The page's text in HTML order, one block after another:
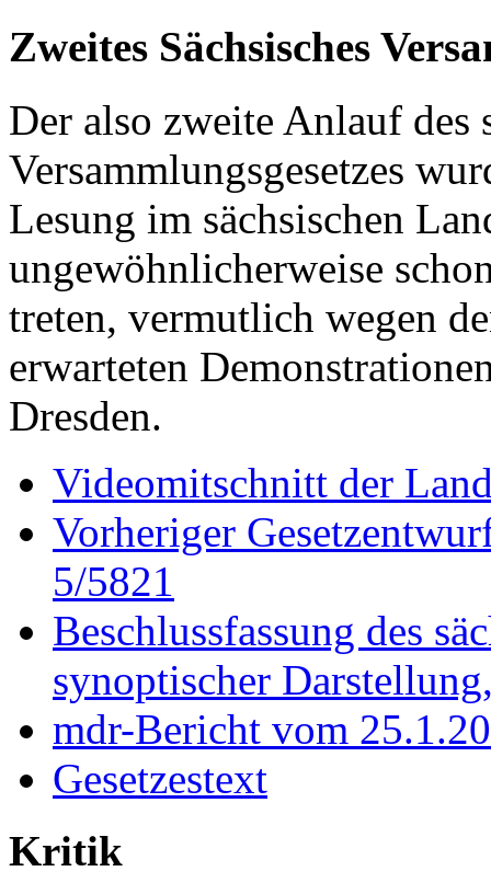
Zweites Sächsisches
Der also zweite Anlauf des
Versammlungsgesetzes
Lesung im sächsischen
ungewöhnlicherweise
treten, vermutlich wegen
erwarteten
Dresden.
Videomitschnitt der
Vorheriger
5/5821
Beschlussfassung des
synoptischer
mdr-Bericht vom
Gesetzestext
Kritik